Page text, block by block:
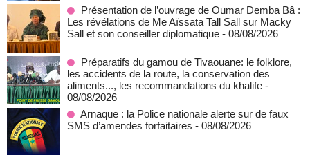
Présentation de l’ouvrage de Oumar Demba Bâ :
Les révélations de Me Aïssata Tall Sall sur Macky
Sall et son conseiller diplomatique - 08/08/2026
Préparatifs du gamou de Tivaouane: le folklore,
les accidents de la route, la conservation des
aliments..., les recommandations du khalife -
08/08/2026
Arnaque : la Police nationale alerte sur de faux
SMS d’amendes forfaitaires - 08/08/2026